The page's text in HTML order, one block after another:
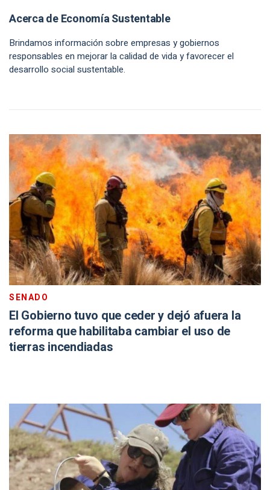
Acerca de Economía Sustentable
Brindamos información sobre empresas y gobiernos
responsables en mejorar la calidad de vida y favorecer el
desarrollo social sustentable.
SENADO
El Gobierno tuvo que ceder y dejó afuera la
reforma que habilitaba cambiar el uso de
tierras incendiadas